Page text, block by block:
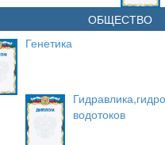
ОБЩЕСТВО
Генетика
водотоков